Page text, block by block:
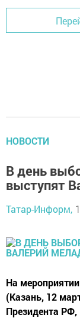
НОВОСТИ
В день
выступят
Татар-Информ,
На
(Казань, 12
Президента РФ,